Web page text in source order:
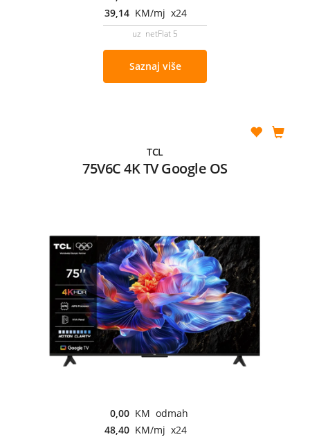
39,14 KM/mj x24
uz netFlat 5
Saznaj više
TCL
75V6C 4K TV Google OS
0,00 KM odmah
48,40 KM/mj x24